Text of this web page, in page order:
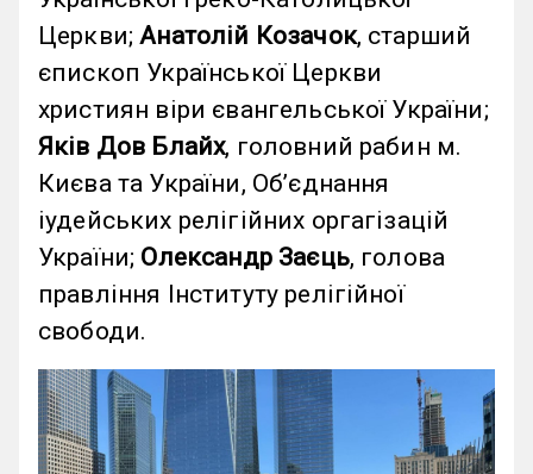
Церкви;Анатолій Козачок, старший
єпископ Української Церкви
християн віри євангельської України;
Яків Дов Блайх, головний рабин м.
Києва та України, Обʼєднання
іудейських релігійних оргагізацій
України; Олександр Заєць, голова
правління Інституту релігійної
свободи.